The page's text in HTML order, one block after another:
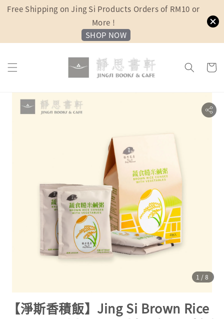
Free Shipping on Jing Si Products Orders of RM10 or
More !
SHOP NOW
1 /8
【淨斯香積飯】Jing Si Brown Rice